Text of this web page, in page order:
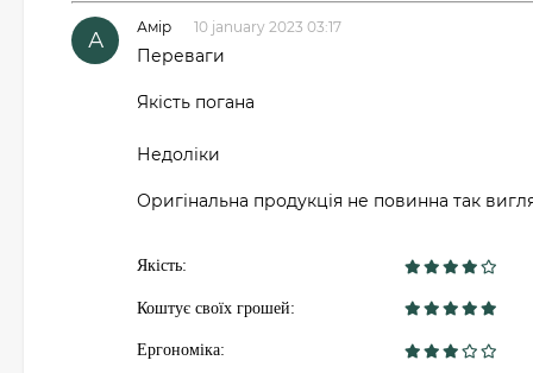
А
Амір 10 january 2023 03:17
Переваги
Якість погана
Недоліки
Оригінальна продукція не повинна так
Якість:
Коштує своїх грошей:
Ергономіка: